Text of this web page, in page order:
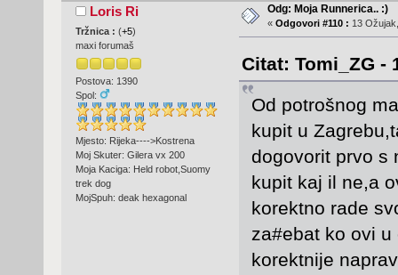
Loris Ri
Tržnica : (+5)
maxi forumaš
Postova: 1390
Spol:
Mjesto: Rijeka---->Kostrena
Moj Skuter: Gilera vx 200
Moja Kaciga: Held robot,Suomy
trek dog
MojSpuh: deak hexagonal
Odg: Moja Runnerica.. :)
« Odgovori #110 : 13
Citat: Tomi_ZG -
Od potrošnog
kupit u
dogovorit prvo s
kupit kaj il ne,a
korektno rade
za#ebat ko ovi
korektnije